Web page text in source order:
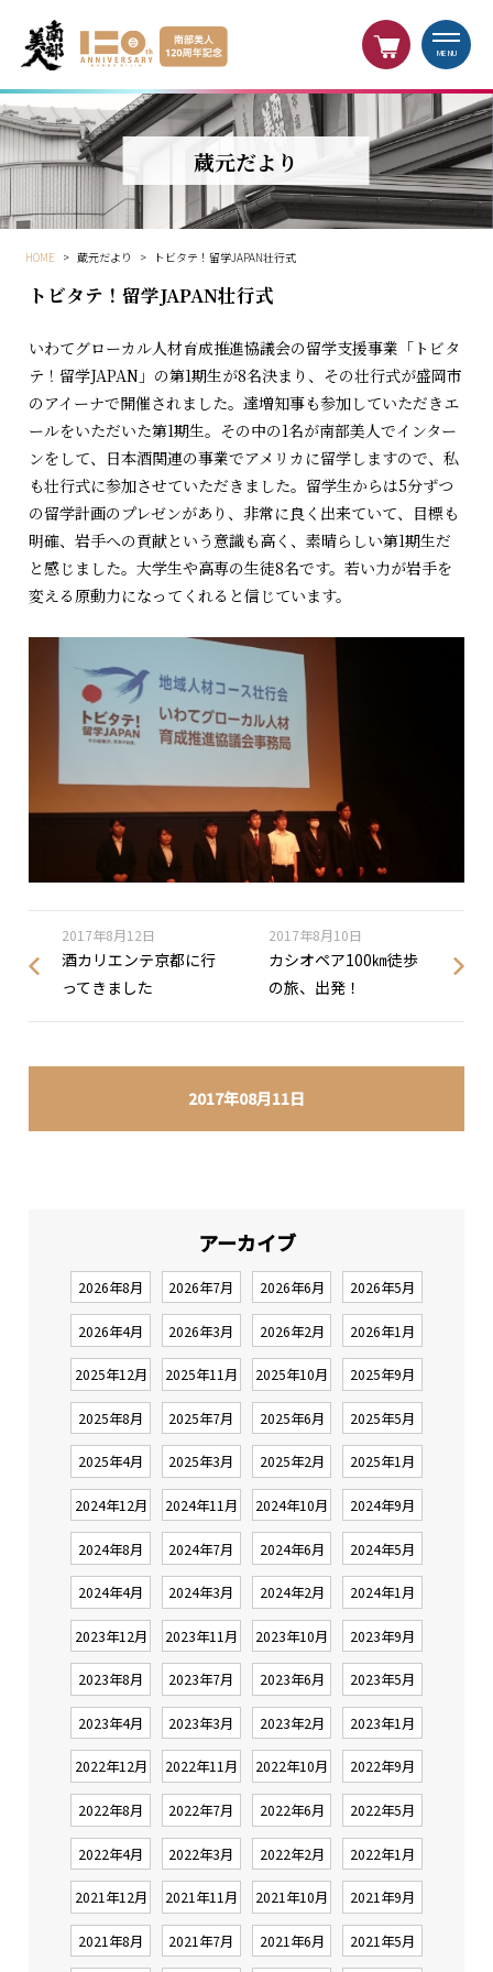
MENU
蔵元だより
HOME > 蔵元だより > トビタテ！留学JAPAN壮行式
2017年08月11日
トビタテ！留学JAPAN壮行式
いわてグローカル人材育成推進協議会の留学支援事業「トビタ
テ！留学JAPAN」の第1期生が8名決まり、その壮行式が盛岡市
のアイーナで開催されました。達増知事も参加していただきエ
ールをいただいた第1期生。その中の1名が南部美人でインター
ンをして、日本酒関連の事業でアメリカに留学しますので、私
も壮行式に参加させていただきました。留学生からは5分ずつ
の留学計画のプレゼンがあり、非常に良く出来ていて、目標も
明確、岩手への貢献という意識も高く、素晴らしい第1期生だ
と感じました。大学生や高専の生徒8名です。若い力が岩手を
変える原動力になってくれると信じています。
2017年8月12日
酒カリエンテ京都に行
ってきました
2017年8月10日
カシオペア100㎞徒歩
の旅、出発！
アーカイブ
2026年8月 2026年7月 2026年6月 2026年5月
2026年4月 2026年3月 2026年2月 2026年1月
2025年12月 2025年11月 2025年10月 2025年9月
2025年8月 2025年7月 2025年6月 2025年5月
2025年4月 2025年3月 2025年2月 2025年1月
2024年12月 2024年11月 2024年10月 2024年9月
2024年8月 2024年7月 2024年6月 2024年5月
2024年4月 2024年3月 2024年2月 2024年1月
2023年12月 2023年11月 2023年10月 2023年9月
2023年8月 2023年7月 2023年6月 2023年5月
2023年4月 2023年3月 2023年2月 2023年1月
2022年12月 2022年11月 2022年10月 2022年9月
2022年8月 2022年7月 2022年6月 2022年5月
2022年4月 2022年3月 2022年2月 2022年1月
2021年12月 2021年11月 2021年10月 2021年9月
2021年8月 2021年7月 2021年6月 2021年5月